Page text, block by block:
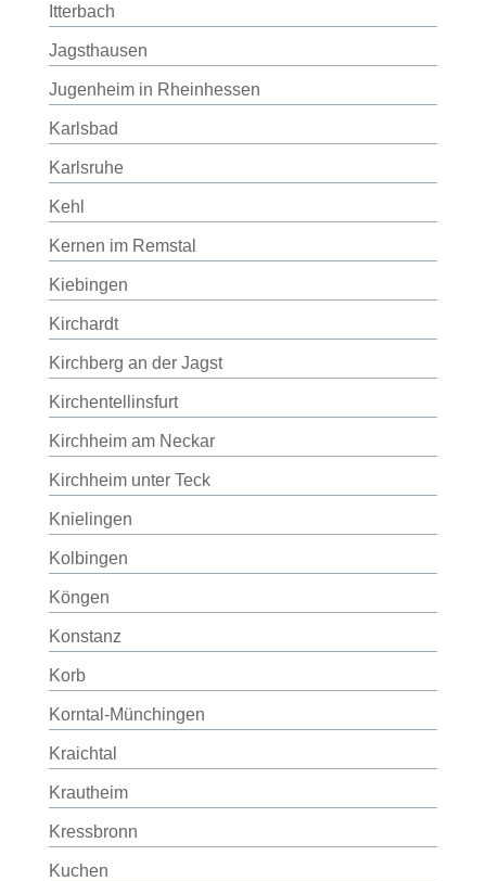
Itterbach
Jagsthausen
Jugenheim in Rheinhessen
Karlsbad
Karlsruhe
Kehl
Kernen im Remstal
Kiebingen
Kirchardt
Kirchberg an der Jagst
Kirchentellinsfurt
Kirchheim am Neckar
Kirchheim unter Teck
Knielingen
Kolbingen
Köngen
Konstanz
Korb
Korntal-Münchingen
Kraichtal
Krautheim
Kressbronn
Kuchen